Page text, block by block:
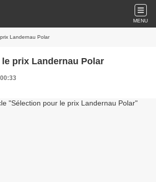
MENU
Landernau Polar
prix Landernau Polar